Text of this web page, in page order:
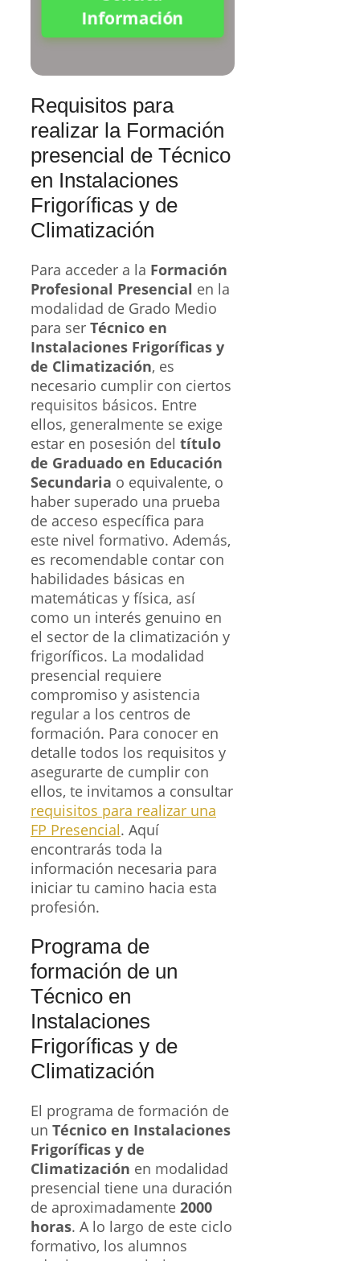
Información
Requisitos para
realizar la Formación
presencial de Técnico
en Instalaciones
Frigoríficas y de
Climatización
Para acceder a la Formación
Profesional Presencial en la
modalidad de Grado Medio
para ser Técnico en
Instalaciones Frigoríficas y
de Climatización, es
necesario cumplir con ciertos
requisitos básicos. Entre
ellos, generalmente se exige
estar en posesión del título
de Graduado en Educación
Secundaria o equivalente, o
haber superado una prueba
de acceso específica para
este nivel formativo. Además,
es recomendable contar con
habilidades básicas en
matemáticas y física, así
como un interés genuino en
el sector de la climatización y
frigoríficos. La modalidad
presencial requiere
compromiso y asistencia
regular a los centros de
formación. Para conocer en
detalle todos los requisitos y
asegurarte de cumplir con
ellos, te invitamos a consultar
requisitos para realizar una
FP Presencial. Aquí
encontrarás toda la
información necesaria para
iniciar tu camino hacia esta
profesión.
Programa de
formación de un
Técnico en
Instalaciones
Frigoríficas y de
Climatización
El programa de formación de
un Técnico en Instalaciones
Frigoríficas y de
Climatización en modalidad
presencial tiene una duración
de aproximadamente 2000
horas. A lo largo de este ciclo
formativo, los alumnos